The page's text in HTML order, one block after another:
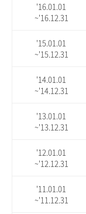
'16.01.01
~'16.12.31
'15.01.01
~'15.12.31
'14.01.01
~'14.12.31
'13.01.01
~'13.12.31
'12.01.01
~'12.12.31
'11.01.01
~'11.12.31